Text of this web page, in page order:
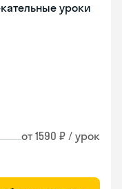
уроки
от 1590 ₽ / урок